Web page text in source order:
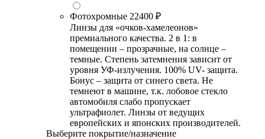
Фотохромные 22400 ₽
Линзы для «очков-хамелеонов»
премиального качества. 2 в 1: в
помещении – прозрачные, на солнце –
темные. Степень затемнения зависит от
уровня УФ-излучения. 100% UV- защита.
Бонус – защита от синего света. Не
темнеют в машине, т.к. лобовое стекло
автомобиля слабо пропускает
ультрафиолет. Линзы от ведущих
европейских и японских производителей.
Выберите покрытие/назначение